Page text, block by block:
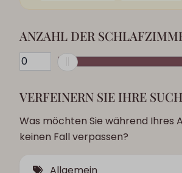
ANZAHL DER
VERFEINERN SIE IHRE
Was möchten Sie während Ihres
keinen Fall verpassen?